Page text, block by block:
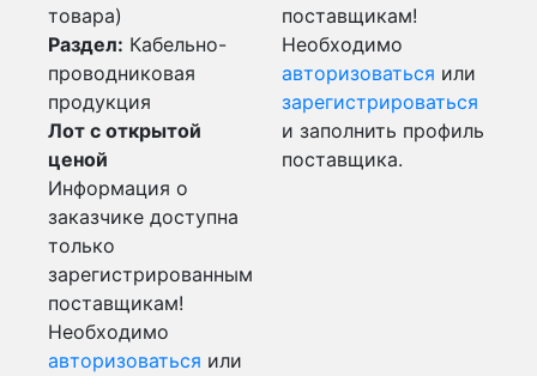
товара)
Раздел: Кабельно-
проводниковая
продукция
Лот с открытой
ценой
Информация о
заказчике доступна
только
зарегистрированным
поставщикам!
Необходимо
авторизоваться или
поставщикам!
Необходимо
авторизоваться или
зарегистрироваться
и заполнить профиль
поставщика.